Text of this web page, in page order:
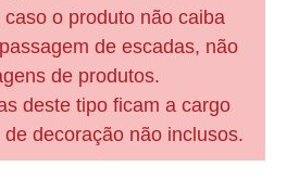
o produto não caiba
de escadas, não
de produtos.
deste tipo ficam a cargo
decoração não inclusos.